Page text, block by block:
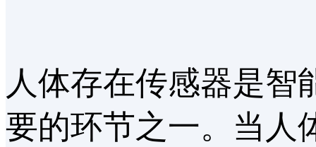
人体存在传感器是智
要的环节之一。当人